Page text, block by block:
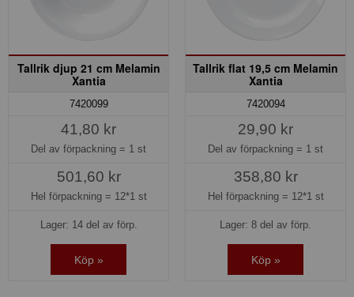
Tallrik djup 21 cm Melamin
Xantia
7420099
41,80 kr
Del av förpackning = 1 st
501,60 kr
Hel förpackning = 12*1 st
Lager: 14 del av förp.
Köp »
Tallrik flat 19,5 cm Melamin
Xantia
7420094
29,90 kr
Del av förpackning = 1 st
358,80 kr
Hel förpackning = 12*1 st
Lager: 8 del av förp.
Köp »